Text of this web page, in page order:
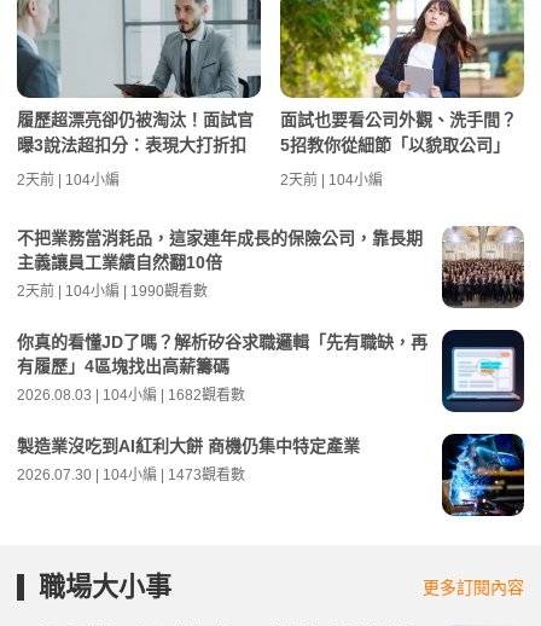
履歷超漂亮卻仍被淘汰！面試官
曝3說法超扣分：表現大打折扣
2天前 | 104小編
面試也要看公司外觀、洗手間？
5招教你從細節「以貌取公司」
2天前 | 104小編
不把業務當消耗品，這家連年成長的保險公司，靠長期
主義讓員工業績自然翻10倍
2天前 | 104小編 | 1990觀看數
你真的看懂JD了嗎？解析矽谷求職邏輯「先有職缺，再
有履歷」4區塊找出高薪籌碼
2026.08.03 | 104小編 | 1682觀看數
製造業沒吃到AI紅利大餅 商機仍集中特定產業
2026.07.30 | 104小編 | 1473觀看數
職場大小事 更多訂閱內容